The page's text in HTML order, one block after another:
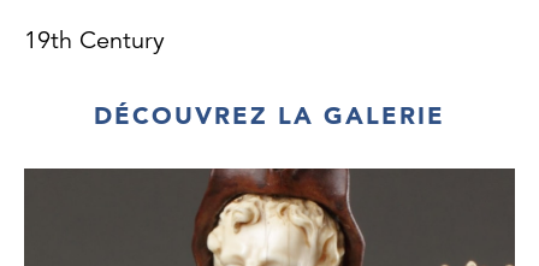
19th Century
DÉCOUVREZ LA GALERIE